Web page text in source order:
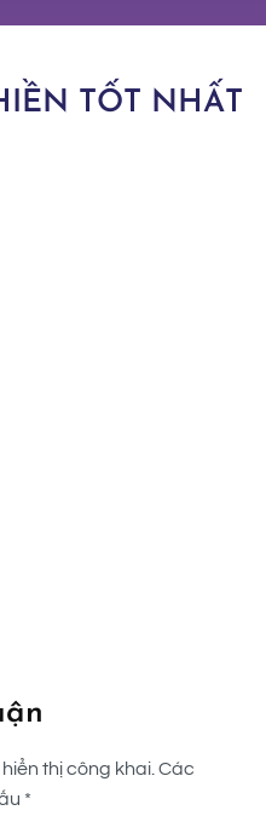
TỐT NHẤT
thị công khai. Các
*